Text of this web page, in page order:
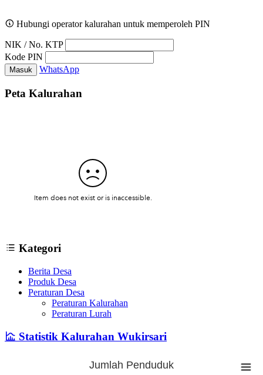
Hubungi operator kalurahan untuk memperoleh PIN
NIK / No. KTP
Kode PIN
Masuk WhatsApp
Peta Kalurahan
Kategori
Berita Desa
Produk Desa
Peraturan Desa
Peraturan Kalurahan
Peraturan Lurah
Statistik Kalurahan Wukirsari
Jumlah Penduduk